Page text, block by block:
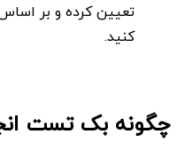
کنید.
چگونه بک تست